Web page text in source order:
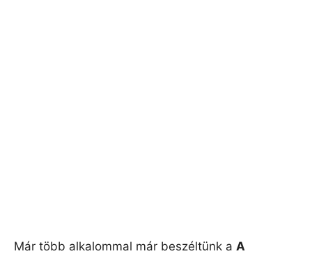
Már több alkalommal már beszéltünk a A